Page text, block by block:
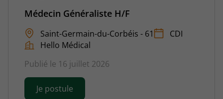
Médecin Généraliste H/F
Saint-Germain-du-Corbéis - 61
CDI
Hello Médical
Publié le 16 juillet 2026
Je postule